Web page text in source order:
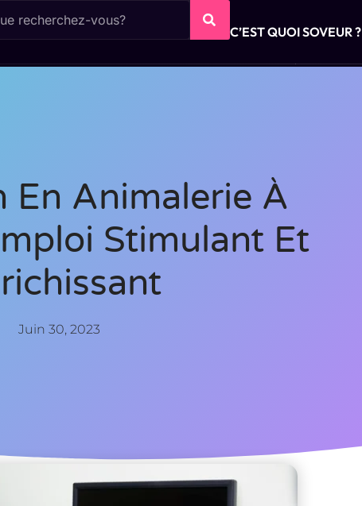
C’EST QUOI SOVEUR ?
En Animalerie À
Stimulant Et
Juin 30, 2023